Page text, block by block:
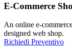
E-Commerce
An online e-
designed web shop.
Richiedi Preventivo